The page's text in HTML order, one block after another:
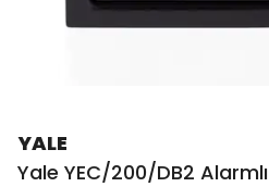
YALE
Yale YEC/200/DB2